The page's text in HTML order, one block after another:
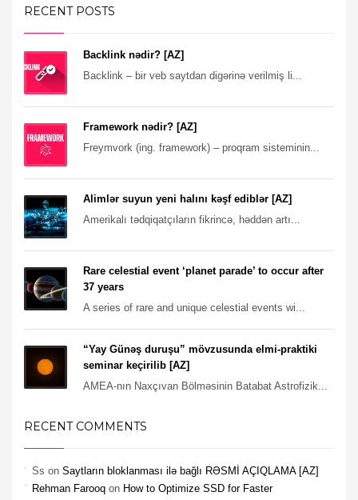
RECENT POSTS
Backlink nədir? [AZ]
Backlink – bir veb saytdan digərinə verilmiş li...
Framework nədir? [AZ]
Freymvork (ing. framework) – proqram sisteminin...
Alimlər suyun yeni halını kəşf ediblər [AZ]
Amerikalı tədqiqatçıların fikrincə, həddən artı...
Rare celestial event ‘planet parade’ to occur after
37 years
A series of rare and unique celestial events wi...
“Yay Günəş duruşu” mövzusunda elmi-praktiki
seminar keçirilib [AZ]
AMEA-nın Naxçıvan Bölməsinin Batabat Astrofizik...
RECENT COMMENTS
Ss on Saytların bloklanması ilə bağlı RƏSMİ AÇIQLAMA [AZ]
Rehman Farooq on How to Optimize SSD for Faster